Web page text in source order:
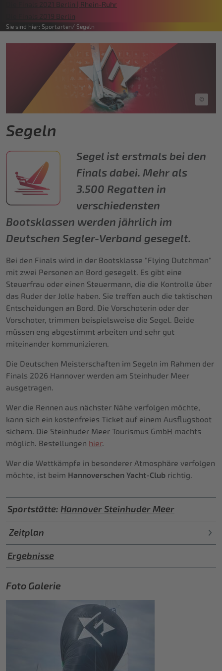
Die Finals 2021 Berlin | Rhein-Ruhr
Die Finals 2019 Berlin
Sie sind hier: Sportarten Segeln
©
Segeln
Segel ist erstmals bei den
Finals dabei. Mehr als
3.500 Regatten in
verschiedensten
Bootsklassen werden jährlich im
Deutschen Segler-Verband gesegelt.
Bei den Finals wird in der Bootsklasse "Flying Dutchman"
mit zwei Personen an Bord gesegelt. Es gibt eine
Steuerfrau oder einen Steuermann, die die Kontrolle über
das Ruder der Jolle haben. Sie treffen auch die taktischen
Entscheidungen an Bord. Die Vorschoterin oder der
Vorschoter, trimmen beispielsweise die Segel. Beide
müssen eng abgestimmt arbeiten und sehr gut
miteinander kommunizieren.
Die Deutschen Meisterschaften im Segeln im Rahmen der
Finals 2026 Hannover werden am Steinhuder Meer
ausgetragen.
Wer die Rennen aus nächster Nähe verfolgen möchte,
kann sich ein kostenfreies Ticket auf einem Ausflugsboot
sichern. Die Steinhuder Meer Tourismus GmbH machts
möglich. Bestellungen hier.
Wer die Wettkämpfe in besonderer Atmosphäre verfolgen
möchte, ist beim Hannoverschen Yacht-Club richtig.
Sportstätte: Hannover Steinhuder Meer
Zeitplan
Ergebnisse
Foto Galerie